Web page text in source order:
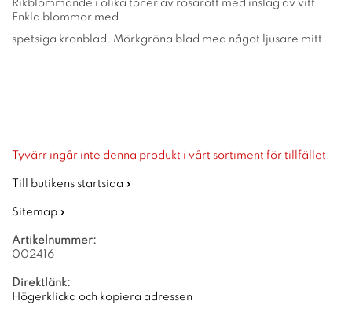
Rikblommande i olika toner av rosarött med inslag av vitt.
Enkla blommor med
spetsiga kronblad. Mörkgröna blad med något ljusare mitt.
Tyvärr ingår inte denna produkt i vårt sortiment för tillfället.
Till butikens startsida »
Sitemap »
Artikelnummer:
002416
Direktlänk:
Högerklicka och kopiera adressen